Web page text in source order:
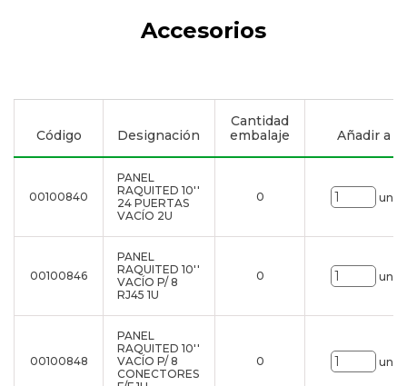
Accesorios
Código Designación
Cantidad
embalaje
Añadir a
00100840
PANEL
RAQUITED 10''
24 PUERTAS
VACÍO 2U
0 uni.
00100846
PANEL
RAQUITED 10''
VACÍO P/ 8
RJ45 1U
0 uni.
00100848
PANEL
RAQUITED 10''
VACÍO P/ 8
CONECTORES
0 uni.